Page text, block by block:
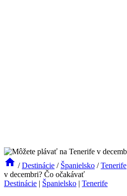
/ Destinácie / Španielsko / Tenerife
v decembri? Čo očakávať
Destinácie | Španielsko | Tenerife